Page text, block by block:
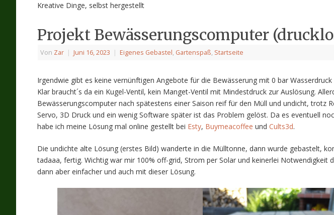
Kreative Dinge, selbst hergestellt
Projekt Bewässerungscomputer
Von Zar | Juni 16, 2023 | Eigenes Gebastel, Gartenspaß, Startseite
Irgendwie gibt es keine vernünftigen Angebote für die Bewässerung mit 0 bar
Klar braucht´s da ein Kugel-Ventil, kein Manget-Ventil mit Mindestdruck zur Auslösung.
Bewässerungscomputer nach spätestens einer Saison reif für den Müll und undicht, trotz
Servo, 3D Druck und ein wenig Software später ist das Problem gelöst. Da es eventuell
habe ich meine Lösung mal online gestellt bei Esty, Buymeacoffee und Cults3d.
Die undichte alte Lösung (erstes Bild) wanderte in die Mülltonne, dann wurde gebastelt,
tadaaa, fertig. Wichtig war mir 100% off-grid, Strom per Solar und keinerlei
dann aber einfacher und auch mit dieser Lösung.